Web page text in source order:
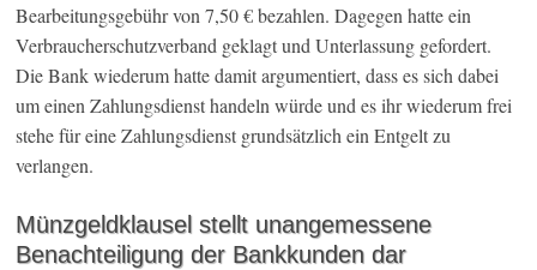
Bearbeitungsgebühr von 7,50 € bezahlen. Dagegen hatte ein
Verbraucherschutzverband geklagt und Unterlassung gefordert.
Die Bank wiederum hatte damit argumentiert, dass es sich dabei
um einen Zahlungsdienst handeln würde und es ihr wiederum frei
stehe für eine Zahlungsdienst grundsätzlich ein Entgelt zu
verlangen.
Münzgeldklausel stellt unangemessene
Benachteiligung der Bankkunden dar